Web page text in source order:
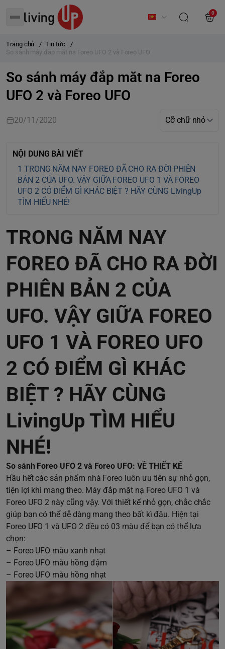
0
Trang chủ / Tin tức
/
So sánh máy đắp măt na Foreo UFO 2 và Foreo UFO
So sánh máy đắp măt na Foreo
UFO 2 và Foreo UFO
20/11/2020
NỘI DUNG BÀI VIẾT
TRONG NĂM NAY FOREO ĐÃ CHO RA ĐỜI PHIÊN
BẢN 2 CỦA UFO. VẬY GIỮA FOREO UFO 1 VÀ FOREO
UFO 2 CÓ ĐIỂM GÌ KHÁC BIỆT ? HÃY CÙNG LivingUp
TÌM HIỂU NHÉ!
TRONG NĂM NAY
FOREO ĐÃ CHO RA ĐỜI
PHIÊN BẢN 2 CỦA
UFO. VẬY GIỮA FOREO
UFO 1 VÀ FOREO UFO
2 CÓ ĐIỂM GÌ KHÁC
BIỆT ? HÃY CÙNG
LivingUp TÌM HIỂU
NHÉ!
So sánh Foreo UFO 2 và Foreo UFO: VỀ THIẾT KẾ
Hầu hết các sản phẩm nhà Foreo luôn ưu tiên sự nhỏ gọn,
tiện lợi khi mang theo. Máy đắp mặt nạ Foreo UFO 1 và
Foreo UFO 2 này cũng vậy. Với thiết kế nhỏ gọn, chắc chắc
giúp bạn có thể dễ dàng mang theo bất kì đâu. Hiện tại
Foreo UFO 1 và UFO 2 đều có 03 màu để bạn có thể lựa
chọn:
– Foreo UFO màu xanh nhạt
– Foreo UFO màu hồng đậm
– Foreo UFO màu hồng nhạt